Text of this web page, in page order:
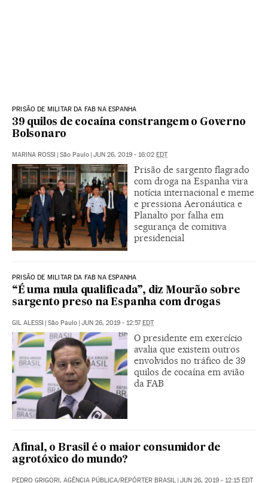
PRISÃO DE MILITAR DA FAB NA ESPANHA
39 quilos de cocaína constrangem o Governo
Bolsonaro
MARINA ROSSI | São Paulo | JUN 26, 2019 - 16:02 EDT
Prisão de sargento flagrado
com droga na Espanha vira
notícia internacional e meme
e pressiona Aeronáutica e
Planalto por falha em
segurança de comitiva
presidencial
PRISÃO DE MILITAR DA FAB NA ESPANHA
“É uma mula qualificada”, diz Mourão sobre
sargento preso na Espanha com drogas
GIL ALESSI | São Paulo | JUN 26, 2019 - 12:57EDT
O presidente em exercício
avalia que existem outros
envolvidos no tráfico de 39
quilos de cocaína em avião
da FAB
Afinal, o Brasil é o maior consumidor de
agrotóxico do mundo?
PEDRO GRIGORI, AGÊNCIA PÚBLICA/REPÓRTER BRASIL | JUN 26, 2019 - 12:15 EDT